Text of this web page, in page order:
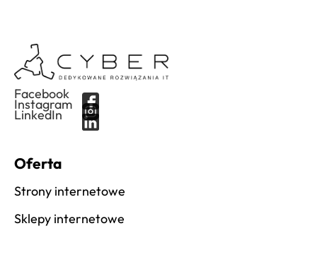
Facebook
Instagram
LinkedIn
Oferta
Strony internetowe
Sklepy internetowe